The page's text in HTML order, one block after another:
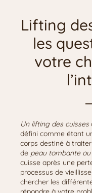
Lifting
les
votre
Un lifting des cuisses
défini comme étant
corps destiné à
de peau tombante
cuisse après une
processus de
chercher les